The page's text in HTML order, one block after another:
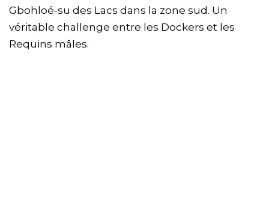
Gbohloé-su des Lacs dans la zone sud. Un
véritable challenge entre les Dockers et les
Requins mâles.